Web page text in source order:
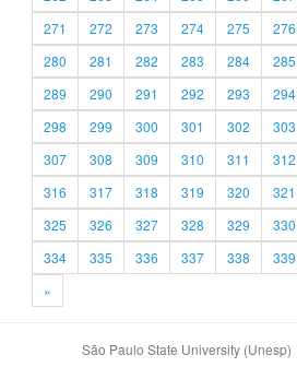
271
272 273 274 275 276
280
281 282 283 284 285
289
290 291 292 293 294
298
299 300 301 302 303
307
308 309 310 311 312
316
317 318 319 320 321
325
326 327 328 329 330
334
335 336 337 338 339
»
São Paulo State University (Unesp)